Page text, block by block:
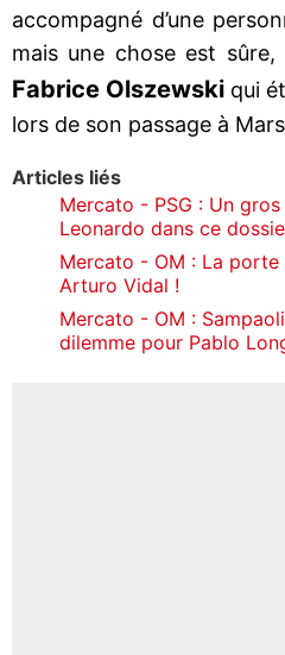
accompagné d’une
mais une chose est
Fabrice Olszewski qui
lors de son passage à
Articles liés
Mercato - PSG : Un
Leonardo dans ce
Mercato - OM : La
Arturo Vidal !
Mercato - OM :
dilemme pour Pablo